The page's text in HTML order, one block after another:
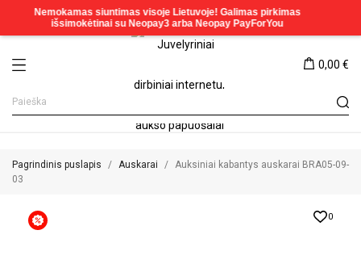
0,00 €
Pagrindinis puslapis Auskarai
Auksiniai kabantys auskarai BRA05-09-
03
0